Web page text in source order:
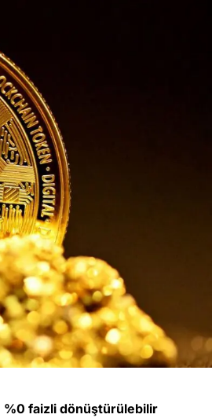
%0 faizli dönüştürülebilir